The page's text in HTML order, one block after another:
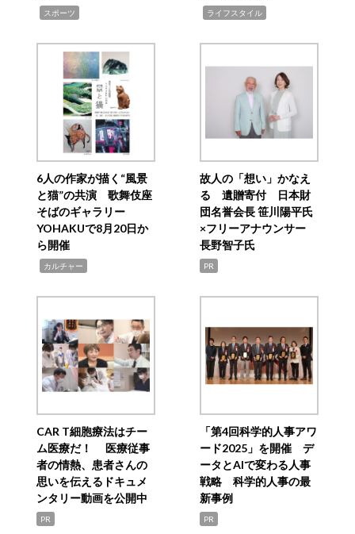
スポーツ ライフスタイル
6人の作家が描く“風景
と猫”の共演 歌舞伎座
そばのギャラリー
YOHAKUで8月20日か
ら開催
カルチャー
故人の「想い」かなえ
る 遺贈寄付 日本財
団名誉会長 笹川陽平氏
×フリーアナウンサー
長野智子氏
PR
CAR T細胞療法はチー
ム医療だ！ 医療従事
者の情熱、患者さんの
思いを伝えるドキュメ
ンタリー動画を公開中
PR
「第4回科学的人事アワ
ード2025」を開催 デ
ータとAIで変わる人事
戦略 科学的人事の最
新事例
PR